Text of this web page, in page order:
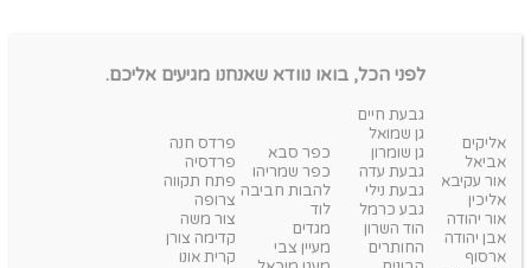
לפני הכל, בואו נוודא שאנחנו מגיעים אליכם.
אליקים
אביאל
אור עקיבא
אליכין
אור יהודה
אבן יהודה
ארסוף
גבעת חיים
גן שמואל
גן שומרון
גבעת עדה
גבעת נילי
גבע כרמל
הוד השרון
החותרים
כפר סבא
כפר שמריהו
להבות חביבה
לוד
מגדים
מעיין צבי
פרדס חנה
פרדסיה
פתח תקווה
צרופה
צור משה
קדימה צורן
קרית אונו